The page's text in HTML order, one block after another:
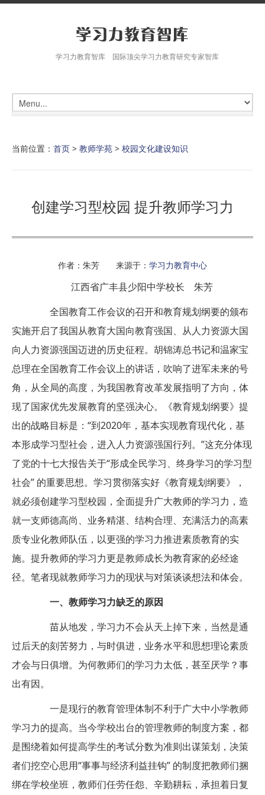
学习力教育智库 国际顶尖学习力教育研究专家智库
当前位置： 首页 > 教师学苑 > 校园文化建设知识
创建学习型校园 提升教师学习力
作者：朱芳 来源于： 学习力教育中心
江西省广丰县少阳中学校长 朱芳
全国教育工作会议的召开和教育规划纲要的颁布
实施开启了我国从教育大国向教育强国、从人力资源大国
向人力资源强国迈进的历史征程。胡锦涛总书记和温家宝
总理在全国教育工作会议上的讲话，吹响了进军未来的号
角，从全局的高度，为我国教育改革发展指明了方向，体
现了国家优先发展教育的坚强决心。《教育规划纲要》提
出的战略目标是：“到2020年，基本实现教育现代化，基
本形成学习型社会，进入人力资源强国行列。”这充分体现
了党的十七大报告关于“形成全民学习、终身学习的学习型
社会” 的重要思想。学习贯彻落实好《教育规划纲要》，
就必须创建学习型校园，全面提升广大教师的学习力，造
就一支师德高尚、业务精湛、结构合理、充满活力的高素
质专业化教师队伍，以更强的学习力推进素质教育的实
施。提升教师的学习力更是教师成长为教育家的必经途
径。笔者现就教师学习力的现状与对策谈谈想法和体会。
一、教师学习力缺乏的原因
苗从地发，学习力不会从天上掉下来，当然是通
过后天的刻苦努力，与时俱进，业务水平和思想理论素质
才会与日俱增。为何教师们的学习力太低，甚至厌学？事
出有因。
一是现行的教育管理体制不利于广大中小学教师
学习力的提高。当今学校出台的管理教师的制度方案，都
是围绕着如何提高学生的考试分数为准则出谋策划，决策
者们挖空心思用“事事与经济利益挂钩” 的制度把教师们捆
绑在学校坐班，教师们任劳任怨、辛勤耕耘，承担着日复